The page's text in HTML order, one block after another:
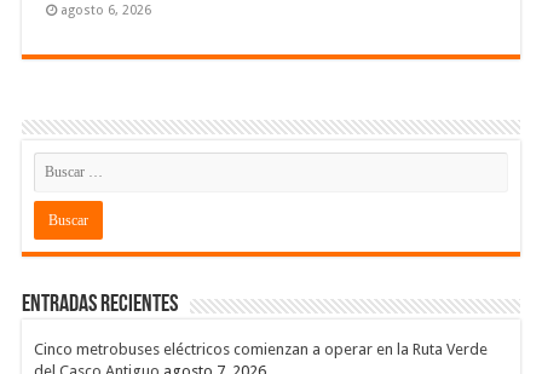
agosto 6, 2026
Entradas recientes
Cinco metrobuses eléctricos comienzan a operar en la Ruta Verde